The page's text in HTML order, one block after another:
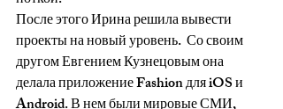
После этого Ирина решила вывести
проекты на новый уровень.  Со своим
другом Евгением Кузнецовым она
делала приложение Fashion для iOS и